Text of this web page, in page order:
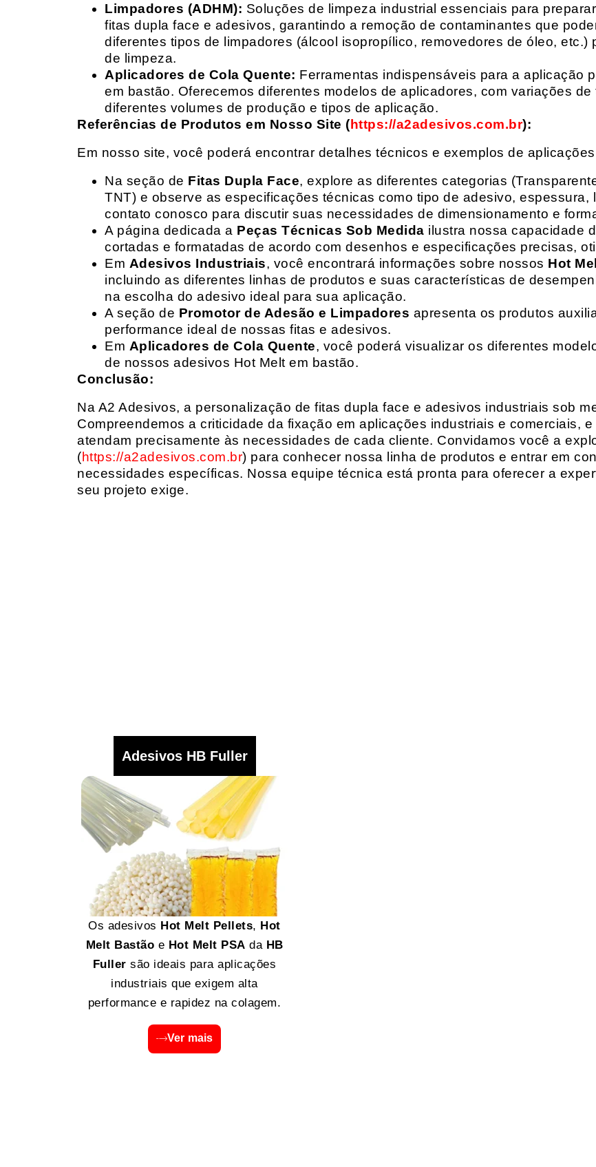
Limpadores (ADHM): Soluções de limpeza industrial essenciais para
fitas dupla face e adesivos, garantindo a remoção de contaminantes que
diferentes tipos de limpadores (álcool isopropílico, removedores de óleo,
de limpeza.
Aplicadores de Cola Quente: Ferramentas indispensáveis para a aplicação
em bastão. Oferecemos diferentes modelos de aplicadores, com variações
diferentes volumes de produção e tipos de aplicação.
Referências de Produtos em Nosso Site (https://a2adesivos.com.br):
Em nosso site, você poderá encontrar detalhes técnicos e exemplos de
Na seção de Fitas Dupla Face, explore as diferentes categorias
TNT) e observe as especificações técnicas como tipo de adesivo, espessura,
contato conosco para discutir suas necessidades de dimensionamento e
A página dedicada a Peças Técnicas Sob Medida ilustra nossa capacidade
cortadas e formatadas de acordo com desenhos e especificações precisas,
Em Adesivos Industriais, você encontrará informações sobre nossos Hot
incluindo as diferentes linhas de produtos e suas características de
na escolha do adesivo ideal para sua aplicação.
A seção de Promotor de Adesão e Limpadores apresenta os produtos
performance ideal de nossas fitas e adesivos.
Em Aplicadores de Cola Quente, você poderá visualizar os diferentes
de nossos adesivos Hot Melt em bastão.
Conclusão:
Na A2 Adesivos, a personalização de fitas dupla face e adesivos industriais sob
Compreendemos a criticidade da fixação em aplicações industriais e comerciais,
atendam precisamente às necessidades de cada cliente. Convidamos você a
(https://a2adesivos.com.br) para conhecer nossa linha de produtos e entrar em
necessidades específicas. Nossa equipe técnica está pronta para oferecer a
seu projeto exige.
Adesivos HB Fuller
Os adesivos Hot Melt Pellets, Hot
Melt Bastão e Hot Melt PSA da HB
Fuller são ideais para aplicações
industriais que exigem alta
performance e rapidez na colagem.
Ver mais